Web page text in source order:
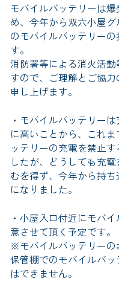
モバイルバッテリーは
め、今年から双六小屋
のモバイルバッテリー
す。
消防署等による消火活
すので、ご理解とご協
申し上げます。
・モバイルバッテリー
に高いことから、これ
ッテリーの充電を禁止
したが、どうしても充
むを得ず、今年から持
になりました。
・小屋入口付近にモバ
意させて頂く予定です。
※モバイルバッテリーの
保管棚でのモバイルバッ
はできません。